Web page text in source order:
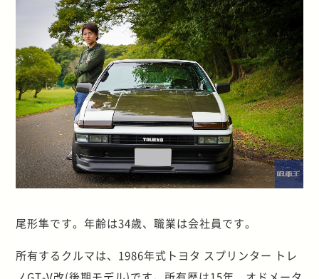
尾形隼です。年齢は34歳、職業は会社員です。
所有するクルマは、1986年式トヨタ スプリンター トレ